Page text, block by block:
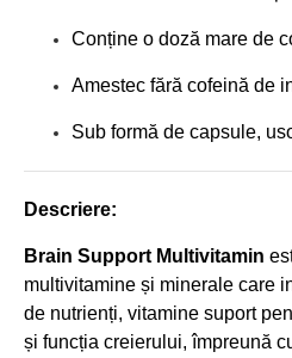
Conține o doză mare de
Amestec fără cofeină de
Sub formă de capsule,
Descriere:
Brain Support Multivitamin
multivitamine și minerale care
de nutrienți, vitamine suport
și funcția creierului, împreună